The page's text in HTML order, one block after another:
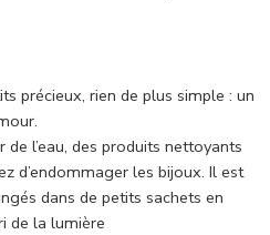
précieux, rien de plus simple : un
de l’eau, des produits nettoyants
d’endommager les bijoux. Il est
dans de petits sachets en
de la lumière